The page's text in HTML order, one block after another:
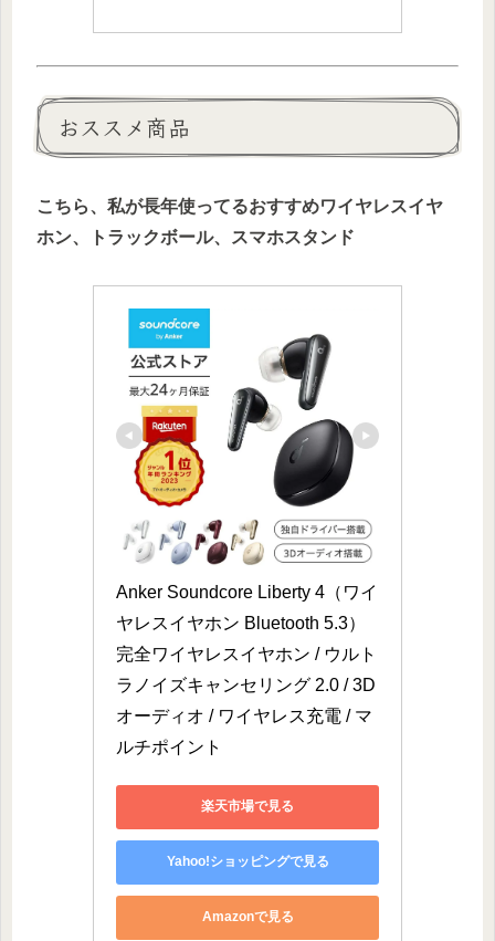
おススメ商品
こちら、私が長年使ってるおすすめワイヤレスイヤ
ホン、トラックボール、スマホスタンド
Anker Soundcore Liberty 4（ワイ
ヤレスイヤホン Bluetooth 5.3）
完全ワイヤレスイヤホン / ウルト
ラノイズキャンセリング 2.0 / 3D
オーディオ / ワイヤレス充電 / マ
ルチポイント
楽天市場で見る
Yahoo!ショッピングで見る
Amazonで見る